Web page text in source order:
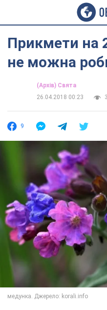
Прикмети на
не можна
(Архів) Свята
26.04.2018 00:23
9